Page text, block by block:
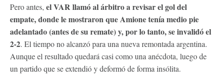
Pero antes, el VAR llamó al árbitro a revisar el gol del
empate, donde le mostraron que Amione tenía medio pie
adelantado (antes de su remate) y, por lo tanto, se invalidó el
2-2. El tiempo no alcanzó para una nueva remontada argentina.
Aunque el resultado quedará casi como una anécdota, luego de
un partido que se extendió y deformó de forma insólita.